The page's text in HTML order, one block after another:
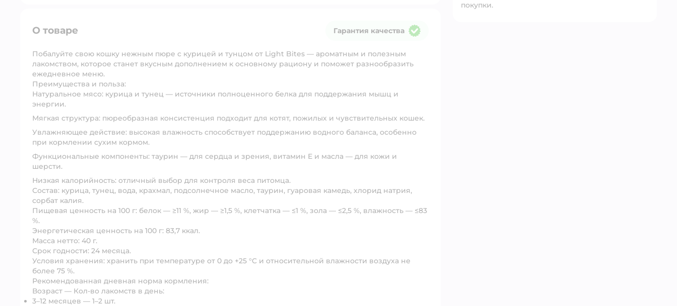
покупки.
О товаре Гарантия качества
Побалуйте свою кошку нежным пюре с курицей и тунцом от Light Bites — ароматным и полезным
лакомством, которое станет вкусным дополнением к основному рациону и поможет разнообразить
ежедневное меню.
Преимущества и польза:
Натуральное мясо: курица и тунец — источники полноценного белка для поддержания мышц и
энергии.
Мягкая структура: пюреобразная консистенция подходит для котят, пожилых и чувствительных кошек.
Увлажняющее действие: высокая влажность способствует поддержанию водного баланса, особенно
при кормлении сухим кормом.
Функциональные компоненты: таурин — для сердца и зрения, витамин Е и масла — для кожи и
шерсти.
Низкая калорийность: отличный выбор для контроля веса питомца.
Состав: курица, тунец, вода, крахмал, подсолнечное масло, таурин, гуаровая камедь, хлорид натрия,
сорбат калия.
Пищевая ценность на 100 г: белок — ≥11 %, жир — ≥1,5 %, клетчатка — ≤1 %, зола — ≤2,5 %, влажность — ≤83
%.
Энергетическая ценность на 100 г: 83,7 ккал.
Масса нетто: 40 г.
Срок годности: 24 месяца.
Условия хранения: хранить при температуре от 0 до +25 °C и относительной влажности воздуха не
более 75 %.
Рекомендованная дневная норма кормления:
Возраст — Кол-во лакомств в день:
3–12 месяцев — 1–2 шт.